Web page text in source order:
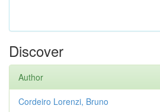
Discover
Author
Cordeiro Lorenzi, Bruno